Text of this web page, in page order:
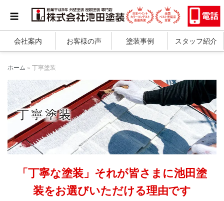
会社案内 お客様の声 塗装事例 スタッフ紹介
ホーム » 丁寧塗装
丁寧塗装
「丁寧な塗装」それが皆さまに池田塗
装をお選びいただける理由です